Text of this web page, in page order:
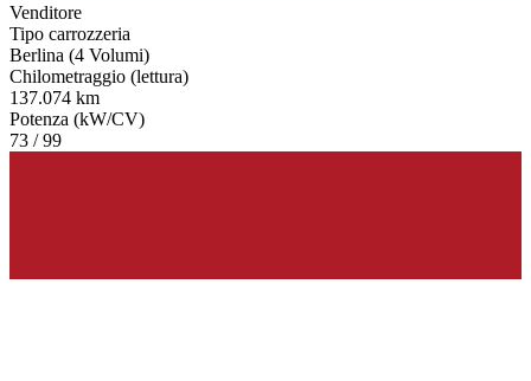
Venditore
Tipo carrozzeria
Berlina (4 Volumi)
Chilometraggio (lettura)
137.074 km
Potenza (kW/CV)
73 / 99